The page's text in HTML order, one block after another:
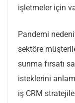
işletmeler için
Pandemi
sektöre
sunma fırsatı
isteklerini
iş CRM